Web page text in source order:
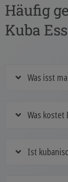
Häufig
Kuba
Was isst
Was kostet
Ist